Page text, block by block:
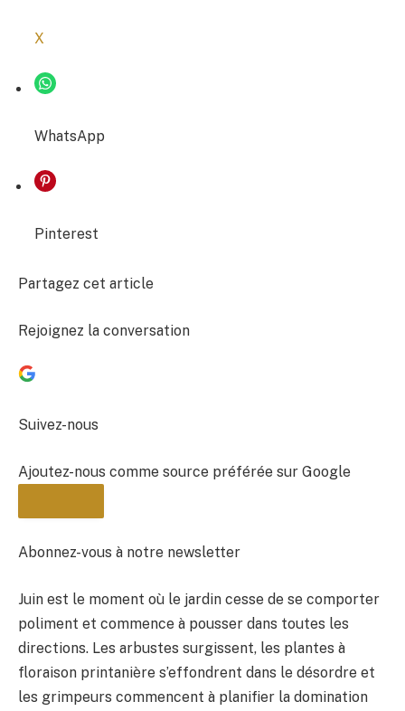
X
WhatsApp
Pinterest
Partagez cet article
Rejoignez la conversation
Suivez-nous
Ajoutez-nous comme source préférée sur Google
BULLETIN
Abonnez-vous à notre newsletter
Juin est le moment où le jardin cesse de se comporter
poliment et commence à pousser dans toutes les
directions. Les arbustes surgissent, les plantes à
floraison printanière s’effondrent dans le désordre et
les grimpeurs commencent à planifier la domination